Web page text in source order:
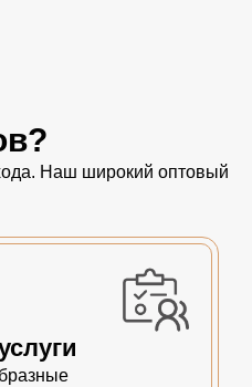
Наш широкий оптовый